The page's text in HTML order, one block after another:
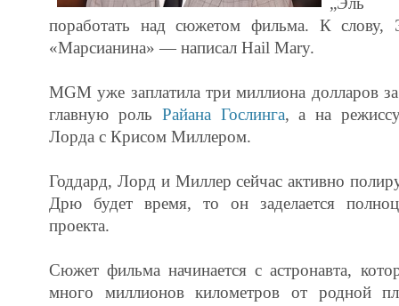
поработать над сюжетом фильма. К
«Марсианина» — написал Hail Mary.
MGM уже заплатила три миллиона долларов
главную роль Райана Гослинга, а на
Лорда с Крисом Миллером.
Годдард, Лорд и Миллер сейчас активно
Дрю будет время, то он заделается
проекта.
Сюжет фильма начинается с астронавта,
много миллионов километров от родной